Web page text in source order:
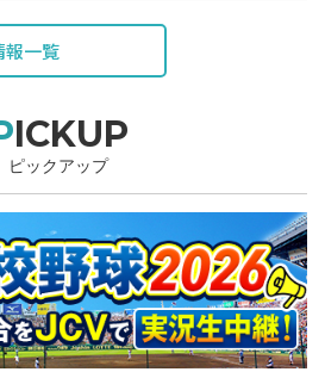
報一覧
PICKUP
ピックアップ